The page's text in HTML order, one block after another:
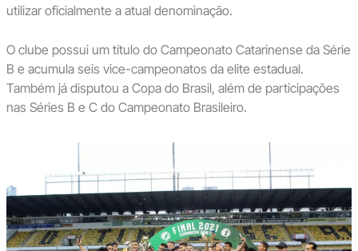
utilizar oficialmente a atual denominação.
O clube possui um título do Campeonato Catarinense da Série
B e acumula seis vice-campeonatos da elite estadual.
Também já disputou a Copa do Brasil, além de participações
nas Séries B e C do Campeonato Brasileiro.